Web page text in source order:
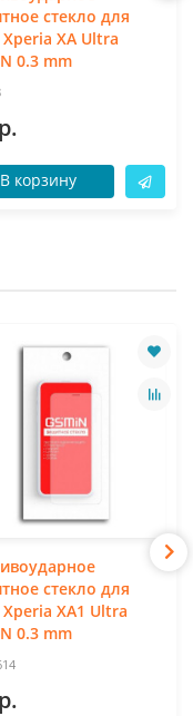
стекло для
XA Ultra
0.3 mm
В корзину
стекло для
XA1 Ultra
0.3 mm